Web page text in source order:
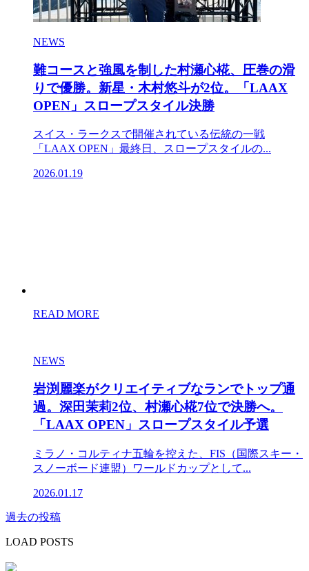
NEWS
難コースと強風を制した村瀬心椛、圧巻の滑
りで優勝。新星・木村悠斗が2位。「LAAX
OPEN」スロープスタイル決勝
スイス・ラークスで開催されている伝統の一戦
「LAAX OPEN」最終日、スロープスタイルの...
2026.01.19
READ MORE
NEWS
岩渕麗楽がクリエイティブなランでトップ通
過。深田茉莉2位、村瀬心椛7位で決勝へ。
「LAAX OPEN」スロープスタイル予選
ミラノ・コルティナ五輪を控えた、FIS（国際スキー・
スノーボード連盟）ワールドカップとして...
2026.01.17
投
稿
ナ
過去の投稿
LOAD POSTS